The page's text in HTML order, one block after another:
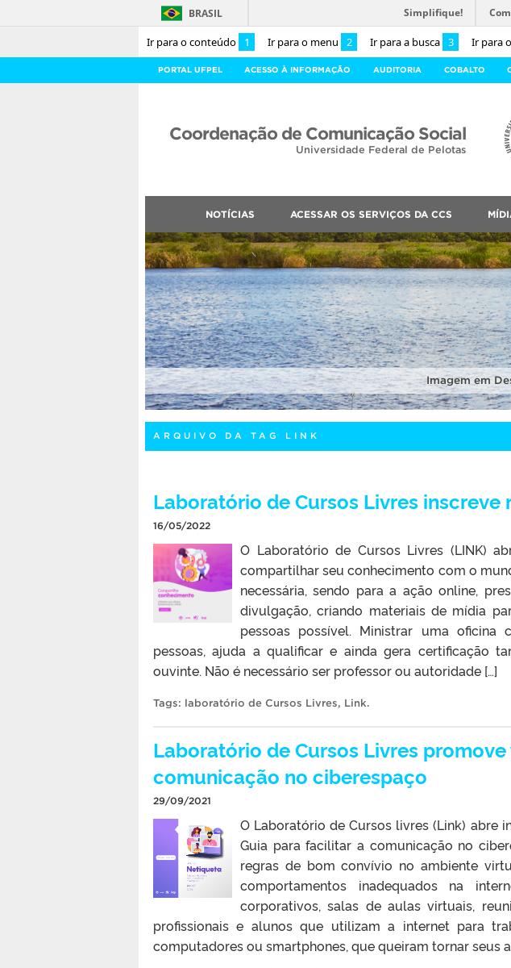
Ir para o conteúdo 1 Ir para o menu 2 Ir para a busca 3 Ir para
BRASIL Simplifique!
PORTAL UFPEL ACESSO À INFORMAÇÃO AUDITORIA COBALTO
Coordenação de Comunicação Social
Universidade Federal de Pelotas
NOTÍCIAS ACESSAR OS SERVIÇOS DA CCS
Imagem em
ARQUIVO DA TAG LINK
Laboratório de Cursos Livres inscreve
16/05/2022
O Laboratório de Cursos Livres (LINK)
compartilhar seu conhecimento com o
necessária, sendo para a ação online,
divulgação, criando materiais de mídia
pessoas possível. Ministrar uma
pessoas, ajuda a qualificar e ainda gera certificação
ouvinte. Não é necessário ser professor ou autoridade […]
Tags: laboratório de Cursos Livres, Link.
Laboratório de Cursos Livres
comunicação no ciberespaço
29/09/2021
O Laboratório de Cursos livres (Link) abre
Guia para facilitar a comunicação no
regras de bom convívio no ambiente
comportamentos inadequados na
corporativos, salas de aulas virtuais,
profissionais e alunos que utilizam a internet para
computadores ou smartphones, que queiram tornar seus